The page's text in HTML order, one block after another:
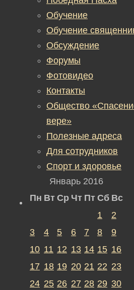
Обучение
Обучение
Обсуждение
Форумы
Фотовидео
Контакты
Общество
вере»
Полезные адреса
Для сотрудников
Спорт и здоровье
Январь 2016
Пн Вт Ср Чт Пт Сб Вс
1
2
3
4 5 6 7 8
9
10 11 12 13 14 15 16
17 18 19 20 21 22 23
24 25 26 27 28 29 30